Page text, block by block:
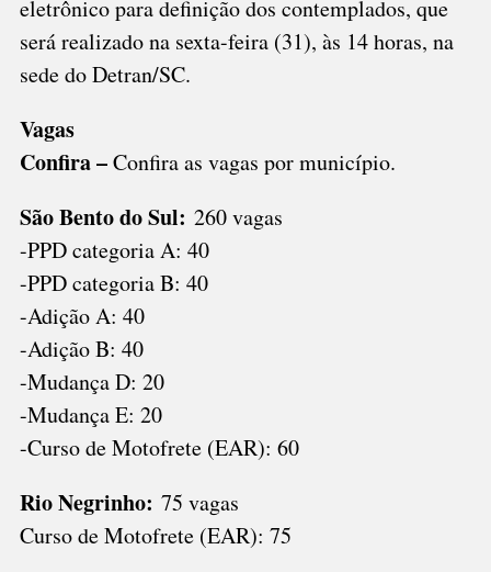
eletrônico para definição dos contemplados, que
será realizado na sexta-feira (31), às 14 horas, na
sede do Detran/SC.
Vagas
Confira –Confira as vagas por município.
São Bento do Sul: 260 vagas
-PPD categoria A: 40
-PPD categoria B: 40
-Adição A: 40
-Adição B: 40
-Mudança D: 20
-Mudança E: 20
-Curso de Motofrete (EAR): 60
Rio Negrinho: 75 vagas
Curso de Motofrete (EAR): 75